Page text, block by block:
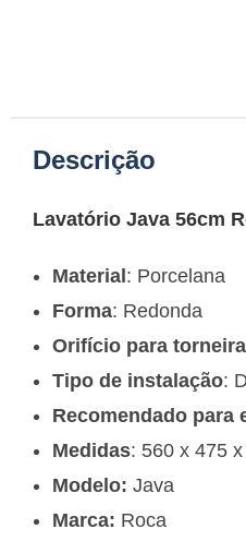
Descrição
Lavatório Java 56cm
Material : Porcelana
Forma: Redonda
Orifício para
Tipo de instalação:
Recomendado para
Medidas: 560 x 475
Modelo: Java
Marca: Roca